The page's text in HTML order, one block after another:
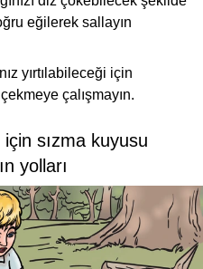
eğilerek sallayın
yırtılabileceği için
çalışmayın.
sızma kuyusu
yolları